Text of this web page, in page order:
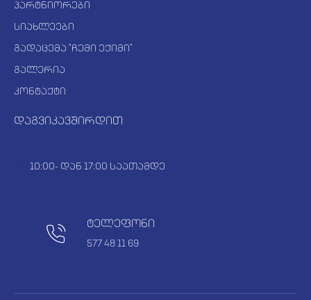
პარტნიორები
სიახლეები
გადაცემა "ჩემი ექიმი"
გალერია
კონტაქტი
დაგვიკავშირდით
10:00- დან 17:00 საათამდე
ტელეფონი
577 48 11 69